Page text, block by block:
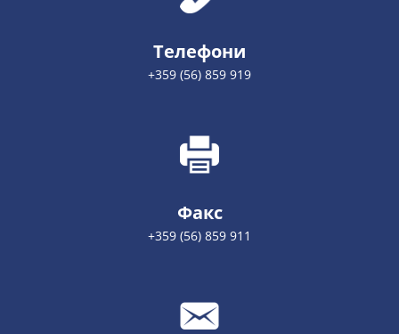
Телефони
+359 (56) 859 919
Факс
+359 (56) 859 911